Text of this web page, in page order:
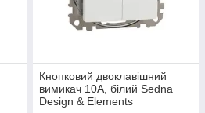
Кнопковий двоклавішний
вимикач 10A, білий Sedna
Design & Elements